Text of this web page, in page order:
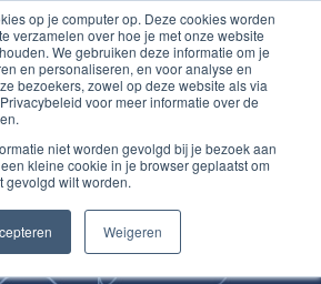
op je computer op. Deze cookies worden
verzamelen over hoe je met onze website
We gebruiken deze informatie om je
en personaliseren, en voor analyse en
bezoekers, zowel op deze website als via
voor meer informatie over de
niet worden gevolgd bij je bezoek aan
kleine cookie in je browser geplaatst om
gevolgd wilt worden.
Weigeren
Inloggen account